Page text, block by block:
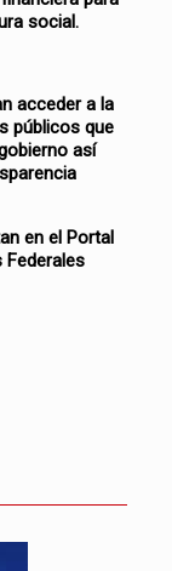
social.
acceder a la
públicos que
así
en el Portal
Federales